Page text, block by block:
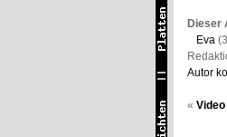
Dieser
Eva
Autor
«